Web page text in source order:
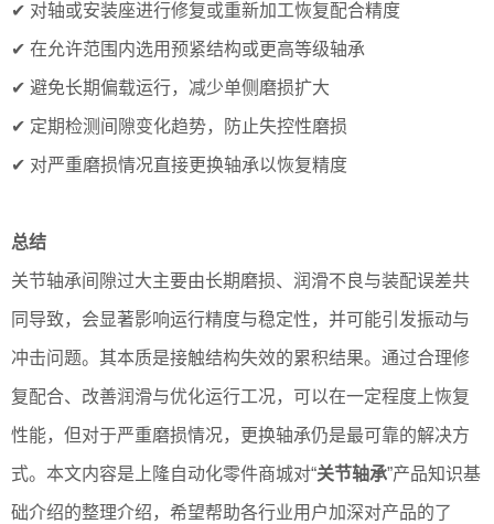
✔ 对轴或安装座进行修复或重新加工恢复配合精度
✔ 在允许范围内选用预紧结构或更高等级轴承
✔ 避免长期偏载运行，减少单侧磨损扩大
✔ 定期检测间隙变化趋势，防止失控性磨损
✔ 对严重磨损情况直接更换轴承以恢复精度
总结
关节轴承间隙过大主要由长期磨损、润滑不良与装配误差共
同导致，会显著影响运行精度与稳定性，并可能引发振动与
冲击问题。其本质是接触结构失效的累积结果。通过合理修
复配合、改善润滑与优化运行工况，可以在一定程度上恢复
性能，但对于严重磨损情况，更换轴承仍是最可靠的解决方
式。本文内容是上隆自动化零件商城对“关节轴承”产品知识基
础介绍的整理介绍，希望帮助各行业用户加深对产品的了